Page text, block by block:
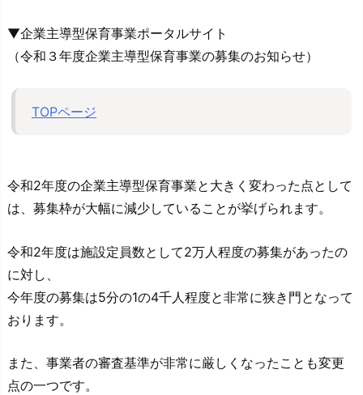
▼企業主導型保育事業ポータルサイト
（令和３年度企業主導型保育事業の募集のお知らせ）
TOPページ
令和2年度の企業主導型保育事業と大きく変わった点として
は、募集枠が大幅に減少していることが挙げられます。
令和2年度は施設定員数として2万人程度の募集があったの
に対し、
今年度の募集は5分の1の4千人程度と非常に狭き門となって
おります。
また、事業者の審査基準が非常に厳しくなったことも変更
点の一つです。